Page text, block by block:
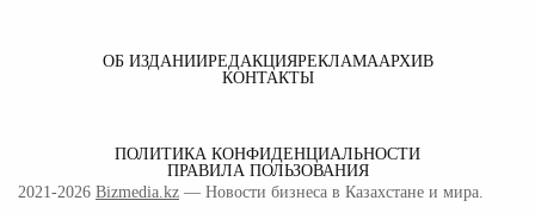
ОБ ИЗДАНИИРЕДАКЦИЯРЕКЛАМААРХИВ
КОНТАКТЫ
ПОЛИТИКА КОНФИДЕНЦИАЛЬНОСТИ
ПРАВИЛА ПОЛЬЗОВАНИЯ
2021-2026 Bizmedia.kz — Новости бизнеса в Казахстане и мира.